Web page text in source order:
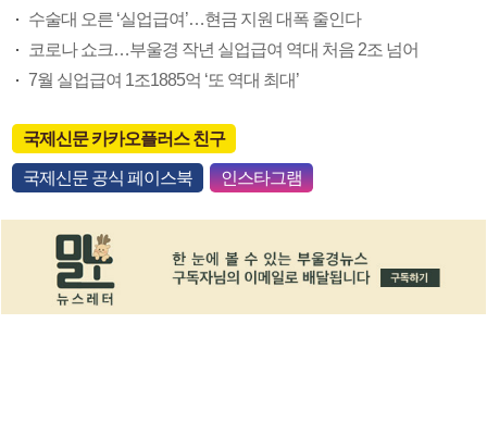
수술대 오른 ‘실업급여’…현금 지원 대폭 줄인다
코로나 쇼크…부울경 작년 실업급여 역대 처음 2조 넘어
7월 실업급여 1조1885억 ‘또 역대 최대’
국제신문 카카오플러스 친구
국제신문 공식 페이스북 인스타그램